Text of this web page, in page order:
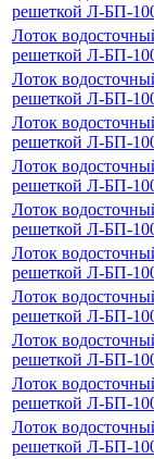
решеткой Л-БП-
Лоток
решеткой Л-БП-
Лоток
решеткой Л-БП-
Лоток
решеткой Л-БП-
Лоток
решеткой Л-БП-
Лоток
решеткой Л-БП-
Лоток
решеткой Л-БП-
Лоток
решеткой Л-БП-
Лоток
решеткой Л-БП-
Лоток
решеткой Л-БП-
Лоток
решеткой Л-БП-